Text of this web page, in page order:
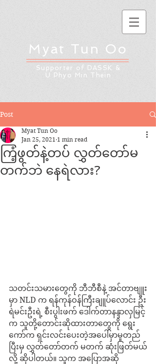
Myat Tun Oo
Supporter of DASSK &
U Phyo Min Thein
Post
ကြံ့ဖွတ်နဲ့တပ် လွှတ်တော်မ
တက်ဘဲ နေရဲလား?
Myat Tun Oo
Jan 25, 2021 1 min read
သတင်းသမားတွေကို ဘီဘီစီနဲ့ အင်တာဗျူး
မှာ NLD က ရန်ကုန်ဝန်ကြီးချူပ်လောင်း ဦး
ရဲမင်းဦးရဲ့ စီးပွါးဖက် ဒေါက်တာနန္ဒာလှမြင့်
က သူတို့တောင်းဆိုထားတာတွေကို ရွေး
ကော်က ရှင်းလင်းပေးတဲ့အပေါ်မှာမူတည်
ပြီးမှ လွှတ်တော်တက် မတက် ဆုံးဖြတ်မယ်
လို့ ဆိုပါတယ်။ သူက အပြောအဆို